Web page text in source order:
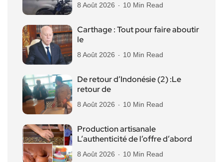
8 Août 2026 10 Min Read
Carthage : Tout pour faire aboutir
le
8 Août 2026 10 Min Read
De retour d’Indonésie (2) :Le
retour de
8 Août 2026 10 Min Read
Production artisanale
L’authenticité de l’offre d’abord
8 Août 2026 10 Min Read